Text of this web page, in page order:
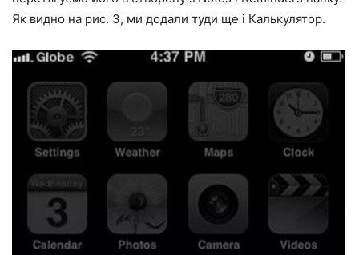
Як видно на рис. 3, ми додали туди ще і Калькулятор.